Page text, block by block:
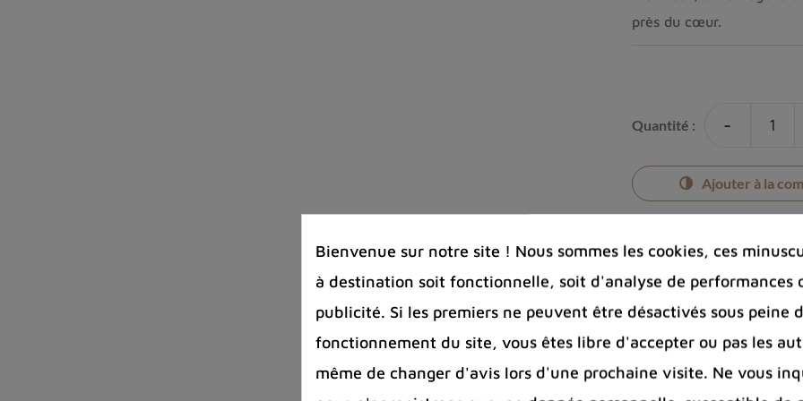
près du cœur.
Quantité : -
Ajouter à la
Photos
Port offert
100 € pour
Entreprise
Bijoux
Bienvenue sur notre site ! Nous sommes les cookies, ces
à destination soit fonctionnelle, soit d'analyse de performances
publicité. Si les premiers ne peuvent être désactivés sous peine
fonctionnement du site, vous êtes libre d'accepter ou pas les
même de changer d'avis lors d'une prochaine visite. Ne vous